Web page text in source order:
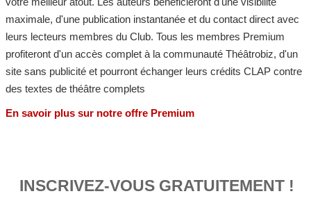
maximale, d'une publication instantanée et du contact direct avec
leurs lecteurs membres du Club. Tous les membres Premium
profiteront d'un accès complet à la communauté Théâtrobiz, d'un
site sans publicité et pourront échanger leurs crédits CLAP contre
des textes de théâtre complets
En savoir plus sur notre offre Premium
INSCRIVEZ-VOUS GRATUITEMENT !